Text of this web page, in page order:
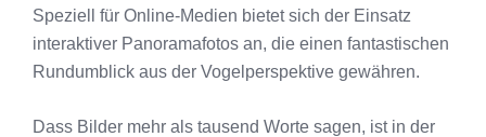
Speziell für Online-Medien bietet sich der Einsatz
interaktiver Panoramafotos an, die einen fantastischen
Rundumblick aus der Vogelperspektive gewähren.
Dass Bilder mehr als tausend Worte sagen, ist in der